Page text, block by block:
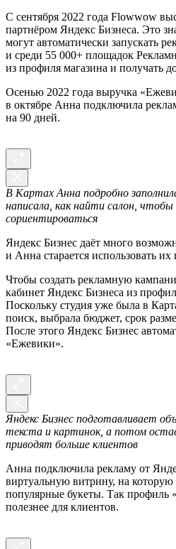
С сентября 2022 года Flowwow
партнёром Яндекс Бизнеса. Это
могут автоматически запускать
и среди 55 000+ площадок
из профиля магазина и получать
Осенью 2022 года выручка
в октябре Анна подключила
на 90 дней.
В Картах Анна подробно
написала, как найти салон, чтобы
сориентироваться
Яндекс Бизнес даёт много
и Анна старается использовать
Чтобы создать рекламную
кабинет Яндекс Бизнеса из
Поскольку студия уже была в
поиск, выбрала бюджет, срок
После этого Яндекс Бизнес
«Ежевики».
Яндекс Бизнес подготавливает
текста и картинок, а потом
приводят больше клиентов
Анна подключила рекламу от
виртуальную витрину, на
популярные букеты. Так профиль
полезнее для клиентов.